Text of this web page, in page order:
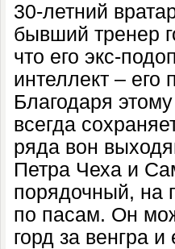
30-летний
бывший тренер
что его экс-
интеллект –
Благодаря
всегда
ряда вон
Петра Чеха и
порядочный, на
по пасам. Он
горд за венгра